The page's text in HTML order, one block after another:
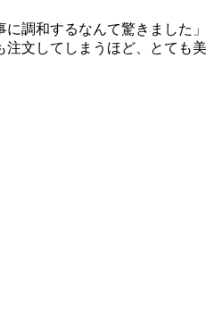
に調和するなんて驚きました」
注文してしまうほど、とても美